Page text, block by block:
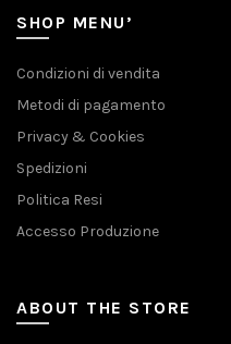
SHOP MENU’
Condizioni di vendita
Metodi di pagamento
Privacy & Cookies
Spedizioni
Politica Resi
Accesso Produzione
ABOUT THE STORE